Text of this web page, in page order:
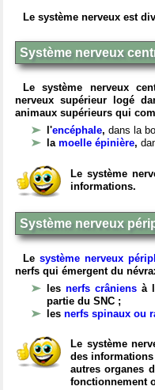
Le système nerveux est
Système nerveux
Le système nerveux
nerveux supérieur logé
animaux supérieurs qui
l'encéphale, dans la
la moelle épinière,
Le système
informations.
Système nerveux
Le système nerveux
nerfs qui émergent du
les nerfs crâniens à
partie du SNC ;
les nerfs spinaux ou
Le système
des
autres organes
fonctionnement